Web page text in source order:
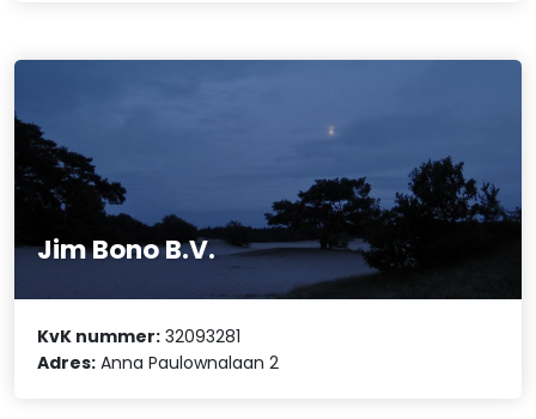
Jim Bono B.V.
KvK nummer: 32093281
Adres: Anna Paulownalaan 2